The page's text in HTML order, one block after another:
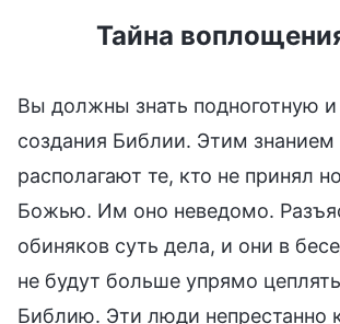
Тайна
Вы должны знать подноготную
создания Библии. Этим знанием
располагают те, кто не принял
Божью. Им оно неведомо.
обиняков суть дела, и они в
не будут больше упрямо
Библию. Эти люди непрестанно